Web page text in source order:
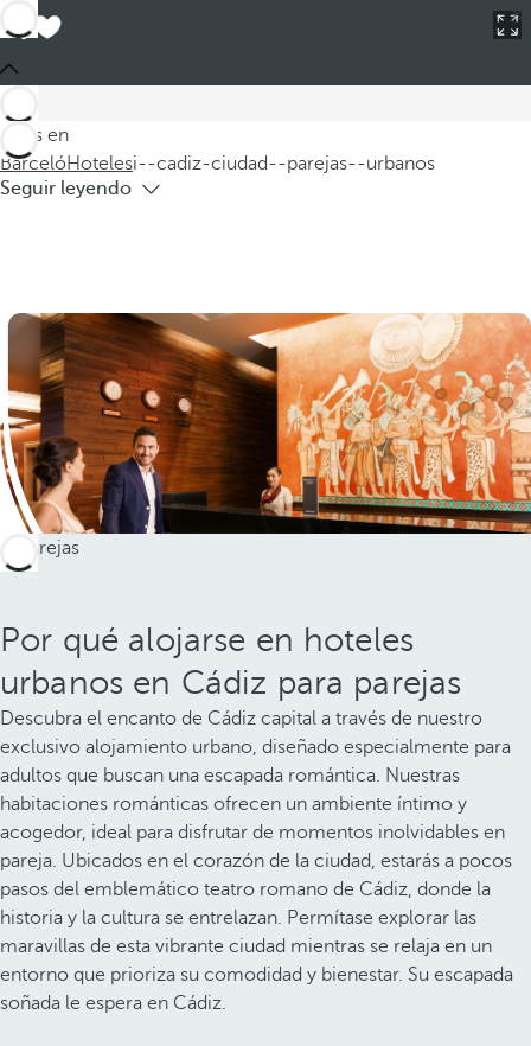
Estás en
BarcelóHotelesi--cadiz-ciudad--parejas--urbanos
Barceló
Hoteles en Cádiz para parejas urbanos
para una escapada romántica en el corazón de la ciudad.
Ofrecemos un alojamiento urbano que combina confort
Seguir leyendo
Por qué alojarse en hoteles
urbanos en Cádiz para parejas
Descubra el encanto de Cádiz capital a través de nuestro
exclusivo alojamiento urbano, diseñado especialmente para
adultos que buscan una escapada romántica. Nuestras
habitaciones románticas ofrecen un ambiente íntimo y
acogedor, ideal para disfrutar de momentos inolvidables en
pareja. Ubicados en el corazón de la ciudad, estarás a pocos
pasos del emblemático teatro romano de Cádiz, donde la
historia y la cultura se entrelazan. Permítase explorar las
maravillas de esta vibrante ciudad mientras se relaja en un
entorno que prioriza su comodidad y bienestar. Su escapada
soñada le espera en Cádiz.